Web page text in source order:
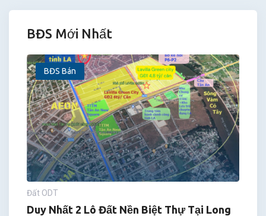
BĐS Mới Nhất
BĐS Bán
Đất ODT
Duy Nhất 2 Lô Đất Nền Biệt Thự Tại Long